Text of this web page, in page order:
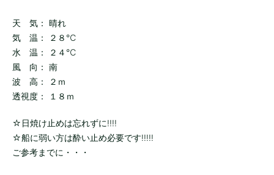
天 気： 晴れ
気 温： ２８℃
水 温： ２４℃
風 向： 南
波 高： ２ｍ
透視度： １８ｍ
☆日焼け止めは忘れずに!!!!
☆船に弱い方は酔い止め必要です!!!!!
ご参考までに・・・